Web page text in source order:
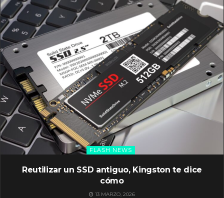
FLASH NEWS
Reutilizar un SSD antiguo, Kingston te dice
cómo
13 MARZO, 2026